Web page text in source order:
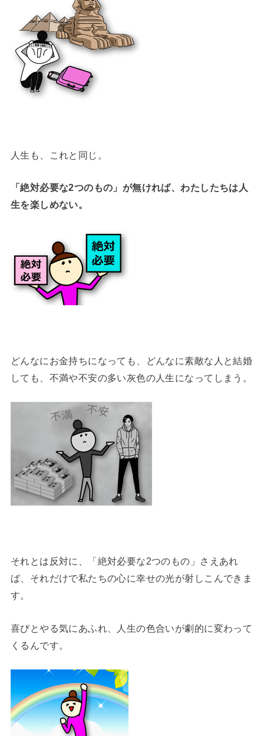
人生も、これと同じ。
「絶対必要な2つのもの」が無ければ、わたしたちは人
生を楽しめない。
どんなにお金持ちになっても、どんなに素敵な人と結婚
しても、不満や不安の多い灰色の人生になってしまう。
それとは反対に、「絶対必要な2つのもの」さえあれ
ば、それだけで私たちの心に幸せの光が射しこんできま
す。
喜びとやる気にあふれ、人生の色合いが劇的に変わって
くるんです。